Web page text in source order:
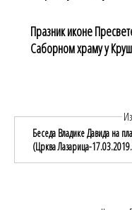
Празник иконе
Саборном храму у
Беседа Владике Давида на
(Црква Лазарица-